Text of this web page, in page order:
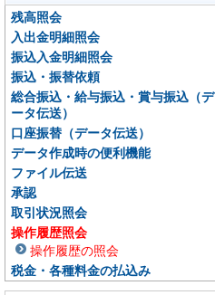
残高照会
入出金明細照会
振込入金明細照会
振込・振替依頼
総合振込・給与振込・賞与振込（デ
ータ伝送）
口座振替（データ伝送）
データ作成時の便利機能
ファイル伝送
承認
取引状況照会
操作履歴照会
操作履歴の照会
税金・各種料金の払込み